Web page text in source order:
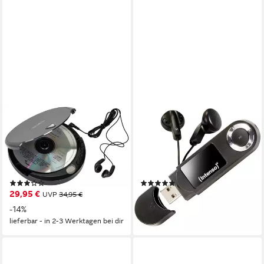
REFLEXION
PCD400 tragbarer CD-Player
(Wiedergabe von CD, CD-R,
CD-RW inkl. Ohrhörer +
Netzbetrieb möglich)
(14)
29,95 € UVP 34,95 €
-14%
lieferbar - in 2-3 Werktagen bei dir
INTENSO
MP3 Player 64GB Music
Walker MP3-Player 64 GB
Schwarz 3601490 MP3-
(1)
ab 37,94 €
lieferbar - in 2-3 Werktagen bei dir